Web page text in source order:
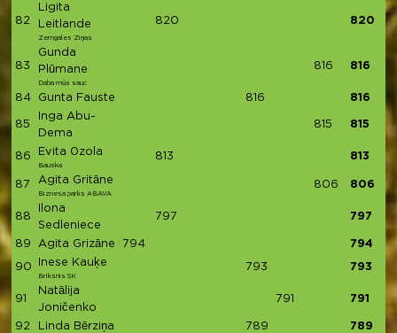
82
Ligita
Leitlande
Zemgales Ziņas
820 820
83
Gunda
Plūmane
Daba mūs sauc
816 816
84 Gunta Fauste 816 816
85
Inga Abu-
Dema
815 815
86 Evita 0zola
Bauska
813 813
87 Agita Gritāne
Biznesa parks ABAVA
806 806
88
Ilona
Sedleniece
797 797
89 Agita Grizāne 794 794
90 Inese Kauķe
Briksnis SK
793 793
91
Natālija
Joničenko
791 791
92 Linda Bērziņa 789 789